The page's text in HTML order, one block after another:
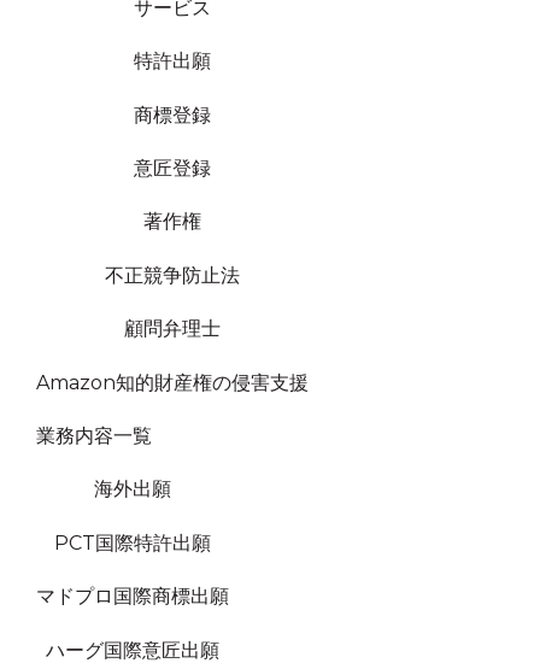
サービス
特許出願
商標登録
意匠登録
著作権
不正競争防止法
顧問弁理士
Amazon知的財産権の侵害支援
業務内容一覧
海外出願
PCT国際特許出願
マドプロ国際商標出願
ハーグ国際意匠出願